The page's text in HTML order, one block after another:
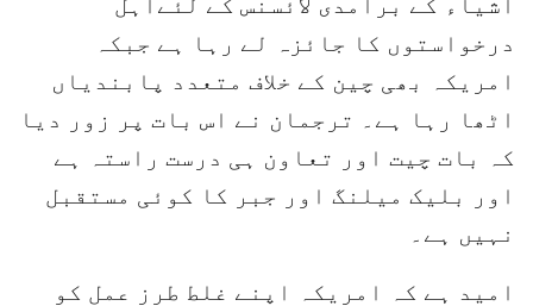
درخواستوں کا جائزہ لے رہا ہے جبکہ
امریکہ بھی چین کے خلاف متعدد پابندیاں
اٹھا رہا ہے۔ ترجمان نے اس بات پر زور دیا
کہ بات چیت اور تعاون ہی درست راستہ ہے
اور بلیک میلنگ اور جبر کا کوئی مستقبل
نہیں ہے۔
امید ہے کہ امریکہ اپنے غلط طرز عمل کو